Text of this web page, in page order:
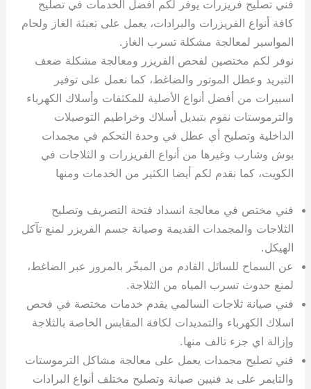
فني تصليح فريزرات يوفر لكم أفضل الخدمات في تصليح
كافة أنواع الفريزرات والبرادات، يعمل على تعبئة الغاز ولحام
المواسير لمعالجة مشكلة تسرب الغاز.
نوفر لكم مختصين لفحص الفريزر ومعالجة مشكلة ضعف
التبريد وعطل الموتور والضاغط، كما نعمل على توفير
اسبيرات من أفضل أنواع الأصلية للمكثفات وأسلاك الكهرباء
والترموستات نقوم بتبديل أسلاك وخراطيم التوصيلات
الداخلية وتصليح أي عطل في وحدة التحكم في مجمدات
بوش وشارب وغيرها من أنواع الفريزرات و الثلاجات في
الكويت، كما نقدم لكم أيضا الكثير من الخدمات ومنها
فني مختص في معالجة انسداد فتحة التصريف وتصليح
الثلاجات والمجمدات القديمة وصيانة جسم الفريزر لمنع تآكل
الهيكل.
عن السماح للسائل القادم من المبخّر بالمرور عبر الضاغط،
لمنع حدوث تسرب المياه من الثلاجة.
فني صيانة ثلاجات السالمي يقدم خدمات مختصة في فحص
اسلاك الكهرباء والتمديدات لكافة المقابس الخاصة بالثلاجة
وإزالة اي جزء تالف منها.
فني تصليح مجمدات يعمل على معالجة مشاكل الترموستات
والتايمر على يد فنيين صيانة وتصليح مختلف أنواع البرادات